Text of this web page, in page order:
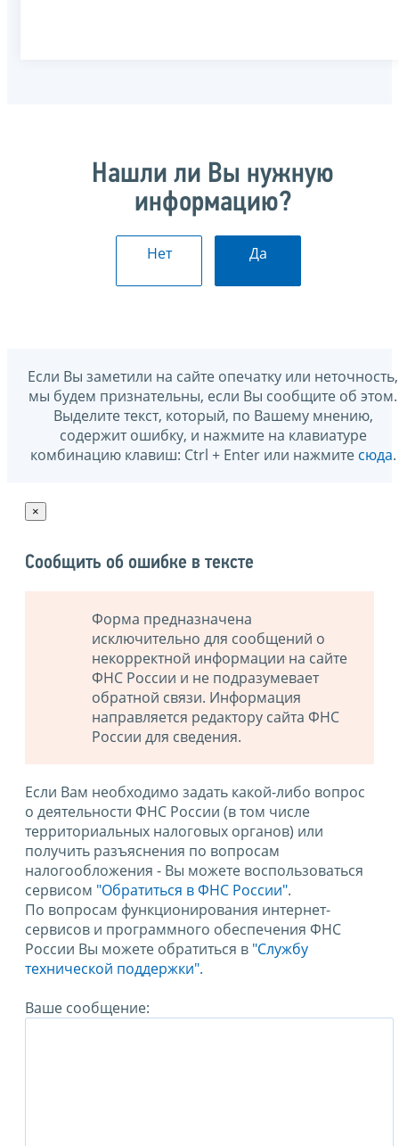
Нашли ли Вы нужную
информацию?
Нет Да
Если Вы заметили на сайте опечатку или неточность,
мы будем признательны, если Вы сообщите об этом.
Выделите текст, который, по Вашему мнению,
содержит ошибку, и нажмите на клавиатуре
комбинацию клавиш: Ctrl + Enter или нажмите сюда.
×
Сообщить об ошибке в тексте
Форма предназначена
исключительно для сообщений о
некорректной информации на сайте
ФНС России и не подразумевает
обратной связи. Информация
направляется редактору сайта ФНС
России для сведения.
Если Вам необходимо задать какой-либо вопрос
о деятельности ФНС России (в том числе
территориальных налоговых органов) или
получить разъяснения по вопросам
налогообложения - Вы можете воспользоваться
сервисом "Обратиться в ФНС России".
По вопросам функционирования интернет-
сервисов и программного обеспечения ФНС
России Вы можете обратиться в "Службу
технической поддержки".
Ваше сообщение: